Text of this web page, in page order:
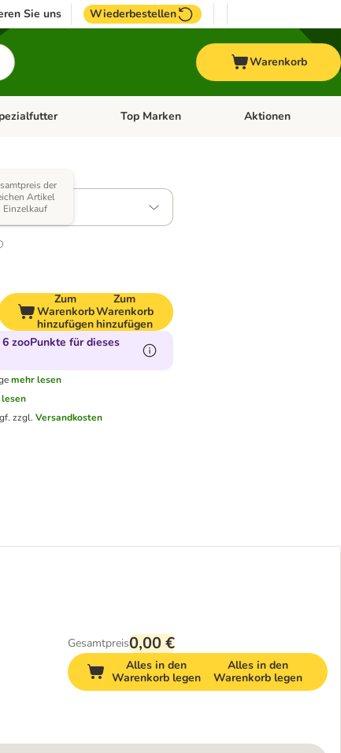
Sie uns Wiederbestellen
Warenkorb
Menü öffnen: Weitere TiereKategorie-Menü öffnen: Vet & Spezialfutter
Top Marken Kategorie-Menü
Aktionen
Sorten)
der
Artikel
Einzelkauf
Zum
Warenkorb
hinzufügen
Zum
Warenkorb
hinzufügen
zooPunkte für dieses
mehr lesen
zzgl. Versandkosten
Gesamtpreis0,00 €
Alles in den
Warenkorb legen
Alles in den
Warenkorb legen